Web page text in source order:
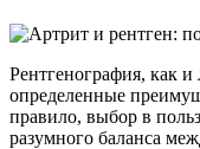
Рентгенография, как
определенные
правило, выбор в
разумного баланса